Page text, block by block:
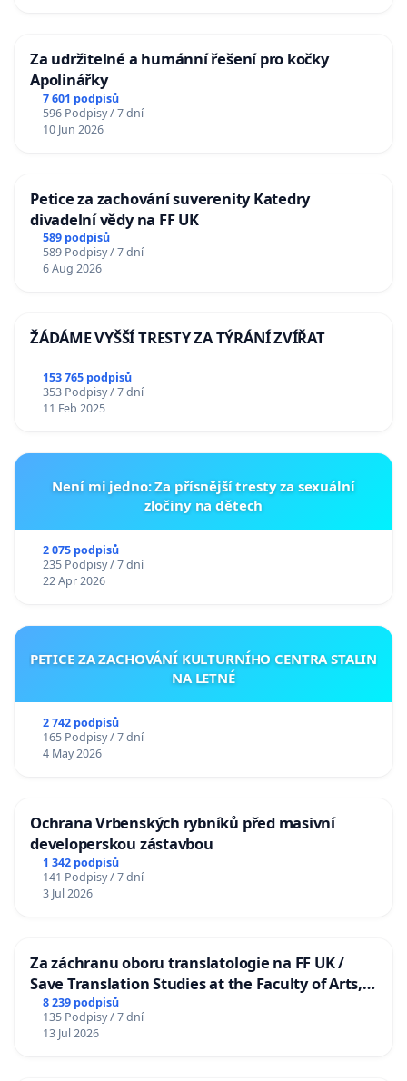
Za udržitelné a humánní řešení pro kočky
Apolinářky
7 601 podpisů
596 Podpisy / 7 dní
10 Jun 2026
Petice za zachování suverenity Katedry
divadelní vědy na FF UK
589 podpisů
589 Podpisy / 7 dní
6 Aug 2026
ŽÁDÁME VYŠŠÍ TRESTY ZA TÝRÁNÍ ZVÍŘAT
153 765 podpisů
353 Podpisy / 7 dní
11 Feb 2025
Není mi jedno: Za přísnější tresty za sexuální
zločiny na dětech
2 075 podpisů
235 Podpisy / 7 dní
22 Apr 2026
PETICE ZA ZACHOVÁNÍ KULTURNÍHO CENTRA STALIN
NA LETNÉ
2 742 podpisů
165 Podpisy / 7 dní
4 May 2026
Ochrana Vrbenských rybníků před masivní
developerskou zástavbou
1 342 podpisů
141 Podpisy / 7 dní
3 Jul 2026
Za záchranu oboru translatologie na FF UK /
Save Translation Studies at the Faculty of Arts,
Charles University
8 239 podpisů
135 Podpisy / 7 dní
13 Jul 2026